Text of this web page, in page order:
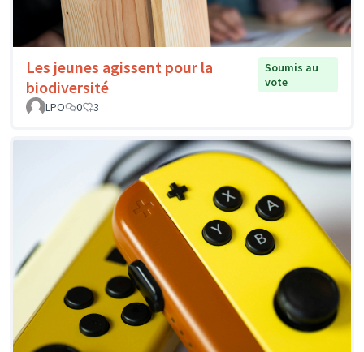
Les jeunes agissent pour la
biodiversité
Soumis au
vote
LPO
0 3